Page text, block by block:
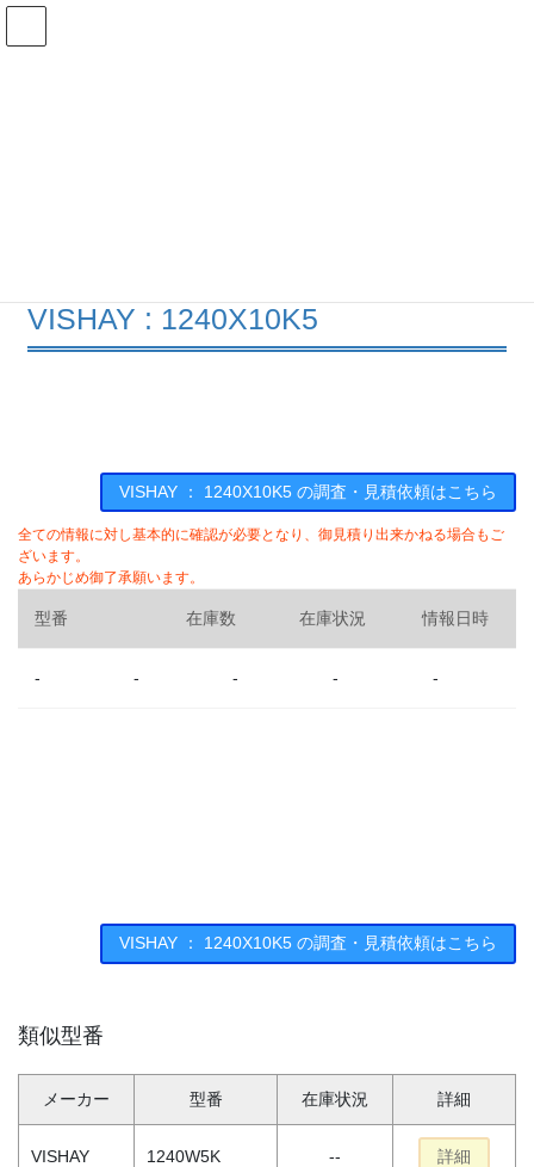
コ
ナ
VISHAY : 1240X10K5
VISHAY ： 1240X10K5 の調査・見積依頼はこちら
全ての情報に対し基本的に確認が必要となり、御見積り出来かねる場合もご
ざいます。
あらかじめ御了承願います。
型番 在庫数 在庫状況 情報日時
- - - - -
VISHAY ： 1240X10K5 の調査・見積依頼はこちら
類似型番
メーカー 型番 在庫状況 詳細
VISHAY 1240W5K -- 詳細